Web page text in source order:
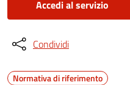
Accedi al servizio
Condividi
Normativa di riferimento